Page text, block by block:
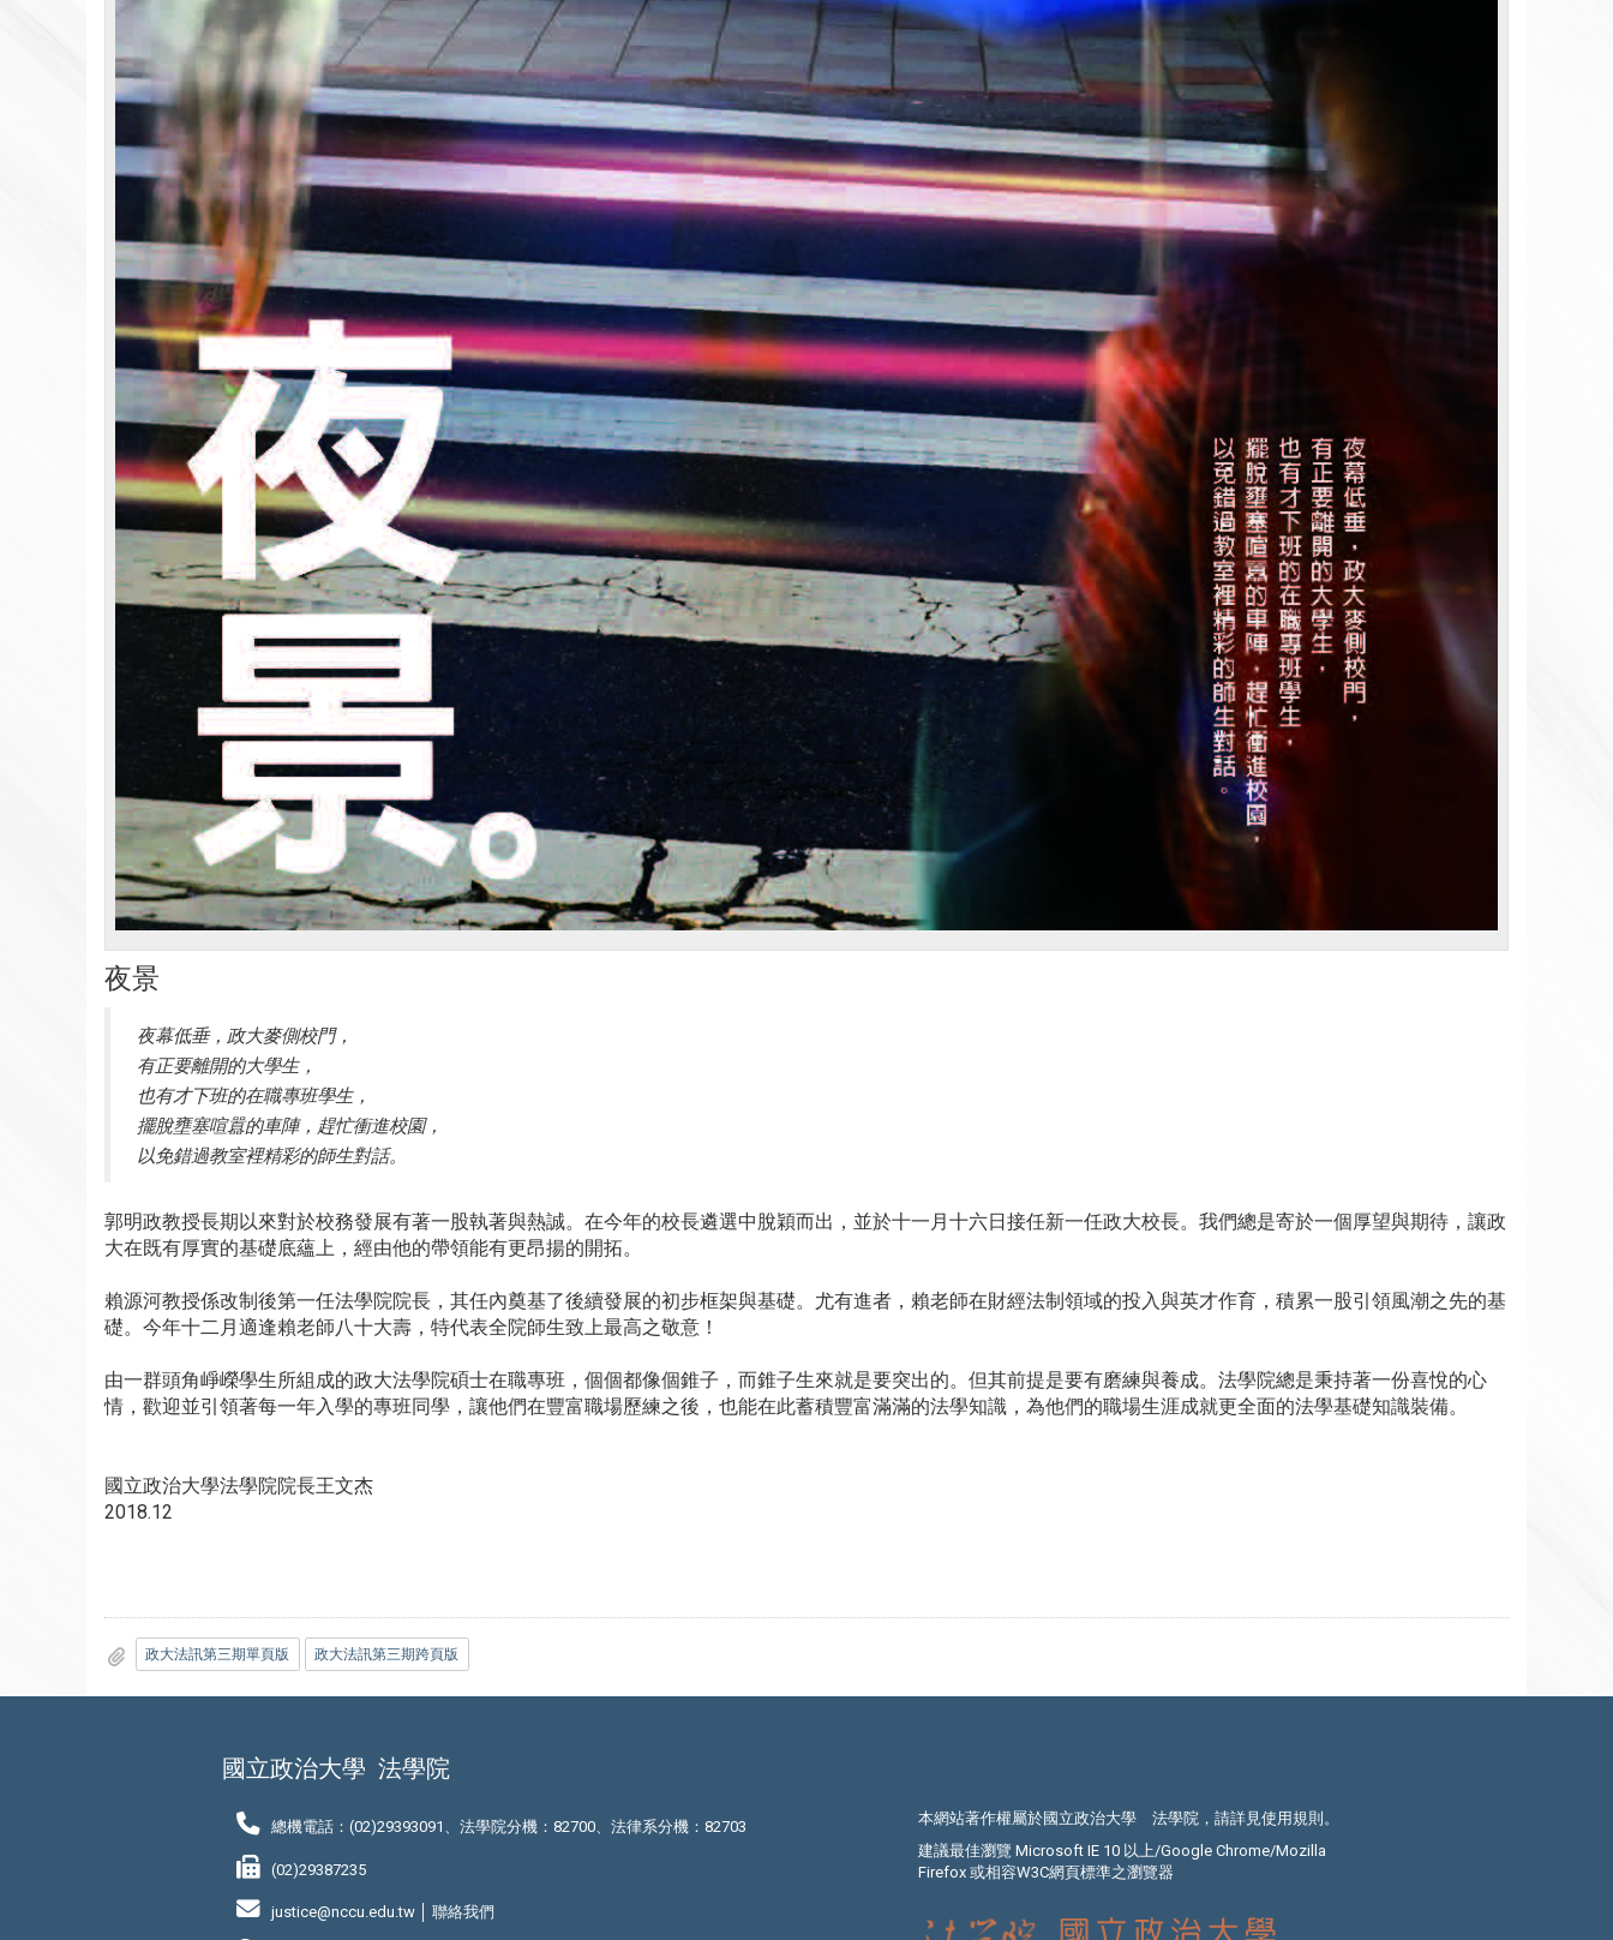
夜景
夜幕低垂，政大麥側校門，
有正要離開的大學生，
也有才下班的在職專班學生，
擺脫壅塞喧囂的車陣，趕忙衝進校園，
以免錯過教室裡精彩的師生對話。
郭明政教授長期以來對於校務發展有著一股執著與熱誠。在今年的校長遴選中脫穎而出，並於十一月十六日接任新一任政大校長。我們總是寄於一個厚望與期待，讓政
大在既有厚實的基礎底蘊上，經由他的帶領能有更昂揚的開拓。
賴源河教授係改制後第一任法學院院長，其任內奠基了後續發展的初步框架與基礎。尤有進者，賴老師在財經法制領域的投入與英才作育，積累一股引領風潮之先的基
礎。今年十二月適逢賴老師八十大壽，特代表全院師生致上最高之敬意！
由一群頭角崢嶸學生所組成的政大法學院碩士在職專班，個個都像個錐子，而錐子生來就是要突出的。但其前提是要有磨練與養成。法學院總是秉持著一份喜悅的心
情，歡迎並引領著每一年入學的專班同學，讓他們在豐富職場歷練之後，也能在此蓄積豐富滿滿的法學知識，為他們的職場生涯成就更全面的法學基礎知識裝備。
國立政治大學法學院院長王文杰
2018.12
政大法訊第三期單頁版 政大法訊第三期跨頁版
國立政治大學 法學院
總機電話：(02)29393091、法學院分機：82700、法律系分機：82703
(02)29387235
justice@nccu.edu.tw │聯絡我們
本網站著作權屬於國立政治大學 法學院，請詳見使用規則 。
建議最佳瀏覽 Microsoft IE 10 以上/Google Chrome/Mozilla
Firefox 或相容W3C網頁標準之瀏覽器